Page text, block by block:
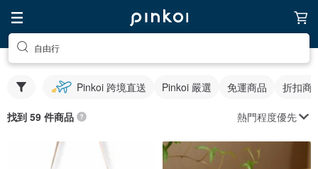
自由行
Pinkoi 跨境直送 Pinkoi 嚴選 免運商品 折扣商
找到 59 件商品 熱門程度優先